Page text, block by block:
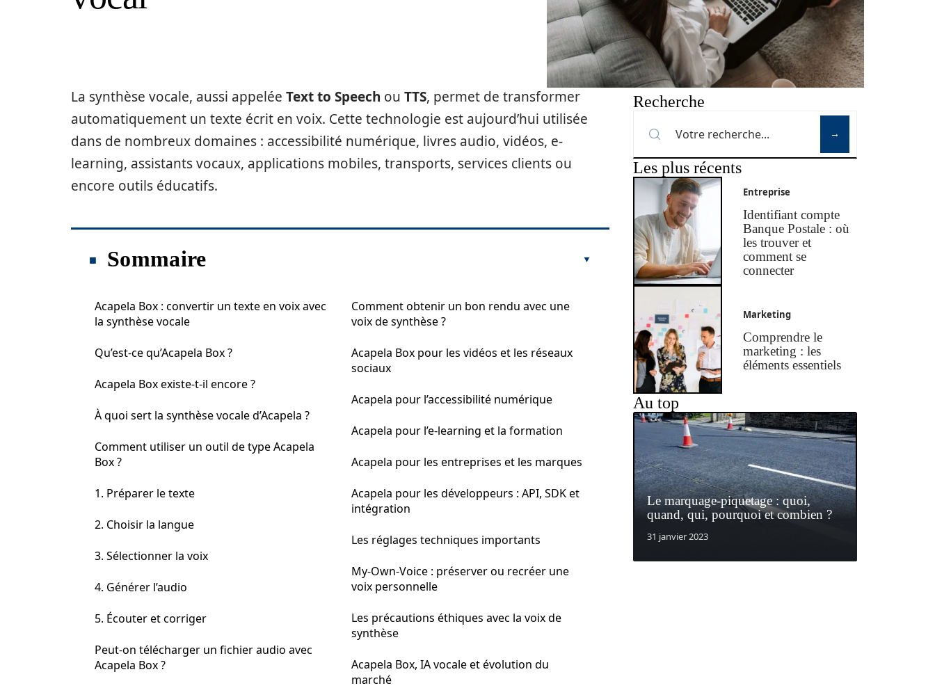
La synthèse vocale, aussi appelée Text to Speech ou TTS, permet de transformer
automatiquement un texte écrit en voix. Cette technologie est aujourd’hui utilisée
dans de nombreux domaines : accessibilité numérique, livres audio, vidéos, e-
learning, assistants vocaux, applications mobiles, transports, services clients ou
encore outils éducatifs.
Sommaire
Acapela Box : convertir un texte en voix avec
la synthèse vocale
Qu’est-ce qu’Acapela Box ?
Acapela Box existe-t-il encore ?
À quoi sert la synthèse vocale d’Acapela ?
Comment utiliser un outil de type Acapela
Box ?
1. Préparer le texte
2. Choisir la langue
3. Sélectionner la voix
4. Générer l’audio
5. Écouter et corriger
Peut-on télécharger un fichier audio avec
Acapela Box ?
Comment obtenir un bon rendu avec une
voix de synthèse ?
Acapela Box pour les vidéos et les réseaux
sociaux
Acapela pour l’accessibilité numérique
Acapela pour l’e-learning et la formation
Acapela pour les entreprises et les marques
Acapela pour les développeurs : API, SDK et
intégration
Les réglages techniques importants
My-Own-Voice : préserver ou recréer une
voix personnelle
Les précautions éthiques avec la voix de
synthèse
Acapela Box, IA vocale et évolution du
marché
Recherche
Les plus récents
Entreprise
Identifiant compte
Banque Postale : où
les trouver et
comment se
connecter
Marketing
Comprendre le
marketing : les
éléments essentiels
Au top
Le marquage-piquetage : quoi,
quand, qui, pourquoi et combien ?
31 janvier 2023